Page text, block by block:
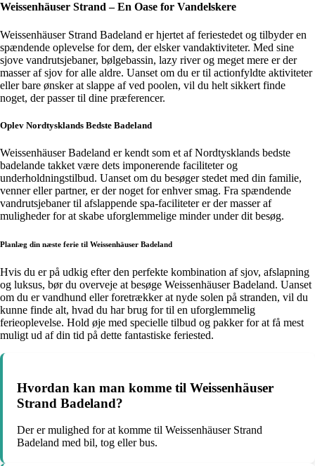
Weissenhäuser Strand – En Oase for Vandelskere
Weissenhäuser Strand Badeland er hjertet af feriestedet og tilbyder en
spændende oplevelse for dem, der elsker vandaktiviteter. Med sine
sjove vandrutsjebaner, bølgebassin, lazy river og meget mere er der
masser af sjov for alle aldre. Uanset om du er til actionfyldte aktiviteter
eller bare ønsker at slappe af ved poolen, vil du helt sikkert finde
noget, der passer til dine præferencer.
Oplev Nordtysklands Bedste Badeland
Weissenhäuser Badeland er kendt som et af Nordtysklands bedste
badelande takket være dets imponerende faciliteter og
underholdningstilbud. Uanset om du besøger stedet med din familie,
venner eller partner, er der noget for enhver smag. Fra spændende
vandrutsjebaner til afslappende spa-faciliteter er der masser af
muligheder for at skabe uforglemmelige minder under dit besøg.
Planlæg din næste ferie til Weissenhäuser Badeland
Hvis du er på udkig efter den perfekte kombination af sjov, afslapning
og luksus, bør du overveje at besøge Weissenhäuser Badeland. Uanset
om du er vandhund eller foretrækker at nyde solen på stranden, vil du
kunne finde alt, hvad du har brug for til en uforglemmelig
ferieoplevelse. Hold øje med specielle tilbud og pakker for at få mest
muligt ud af din tid på dette fantastiske feriested.
Hvordan kan man komme til Weissenhäuser
Strand Badeland?
Der er mulighed for at komme til Weissenhäuser Strand
Badeland med bil, tog eller bus.